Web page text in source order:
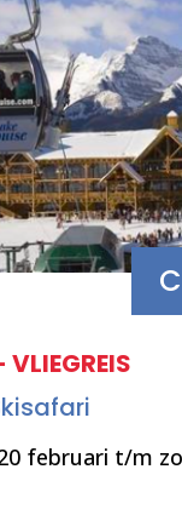
februari t/m